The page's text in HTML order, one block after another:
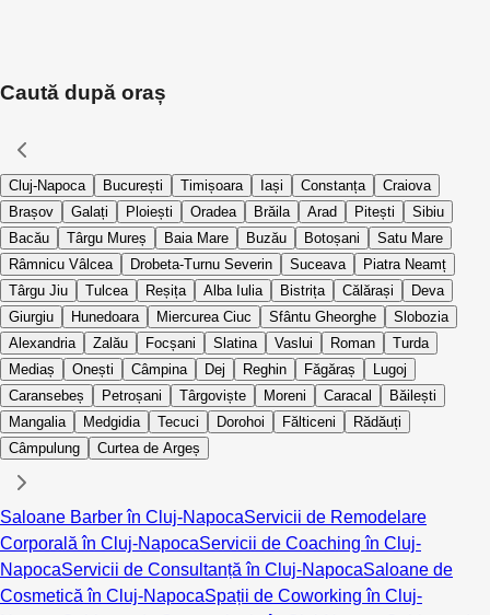
Caută după oraș
Cluj-Napoca București Timișoara Iași Constanța
Craiova
Brașov
Galați Ploiești Oradea Brăila Arad Pitești
Sibiu
Bacău
Târgu Mureș Baia Mare Buzău Botoșani
Satu Mare
Râmnicu Vâlcea
Drobeta-Turnu Severin Suceava
Piatra Neamț
Târgu Jiu
Tulcea Reșița Alba Iulia Bistrița Călărași
Deva
Giurgiu
Hunedoara Miercurea Ciuc Sfântu Gheorghe
Slobozia
Alexandria
Zalău Focșani Slatina Vaslui Roman
Turda
Mediaș
Onești Câmpina Dej Reghin Făgăraș
Lugoj
Caransebeș
Petroșani Târgoviște Moreni Caracal
Băilești
Mangalia
Medgidia Tecuci Dorohoi Fălticeni
Rădăuți
Câmpulung
Curtea de Argeș
Saloane Barber în Cluj-NapocaServicii de Remodelare
Corporală în Cluj-NapocaServicii de Coaching în Cluj-
NapocaServicii de Consultanță în Cluj-NapocaSaloane de
Cosmetică în Cluj-NapocaSpații de Coworking în Cluj-